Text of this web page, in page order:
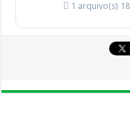
1 arquivo(s)